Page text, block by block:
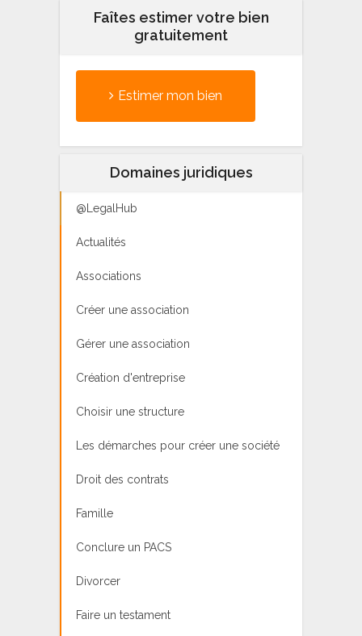
Faîtes estimer votre bien
gratuitement
Estimer mon bien
Domaines juridiques
@LegalHub
Actualités
Associations
Créer une association
Gérer une association
Création d'entreprise
Choisir une structure
Les démarches pour créer une société
Droit des contrats
Famille
Conclure un PACS
Divorcer
Faire un testament